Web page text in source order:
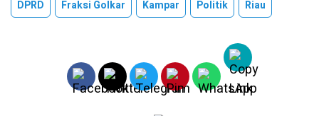
DPRD Fraksi Golkar Kampar Politik Riau